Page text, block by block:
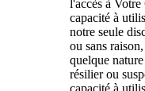
l'accès à
capacité à
notre seule
ou sans
quelque
résilier ou
capacité à